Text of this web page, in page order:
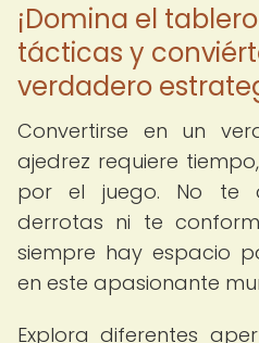
¡Domina el
tácticas y
verdadero
Convertirse en un
ajedrez requiere
por el juego. No te
derrotas ni te
siempre hay espacio
en este apasionante
Explora diferentes